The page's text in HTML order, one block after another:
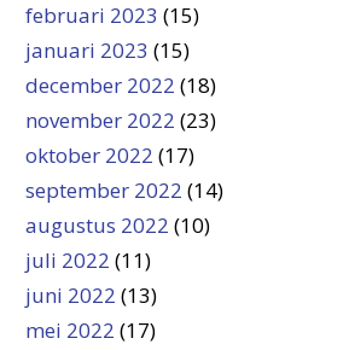
februari 2023 (15)
januari 2023 (15)
december 2022 (18)
november 2022 (23)
oktober 2022 (17)
september 2022 (14)
augustus 2022 (10)
juli 2022 (11)
juni 2022 (13)
mei 2022 (17)